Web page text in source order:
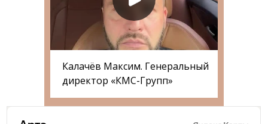
Калачёв Максим. Генеральный
директор «КМС-Групп»